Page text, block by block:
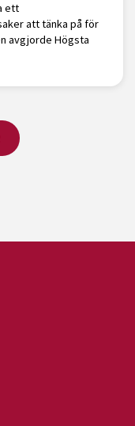
ett
att tänka på för
avgjorde Högsta